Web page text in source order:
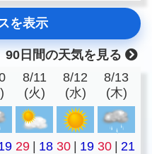
を表示
90日間の天気を見る
8/11
(火)
8/12
(水)
8/13
(木)
29 | 18 30 | 19 30 | 21